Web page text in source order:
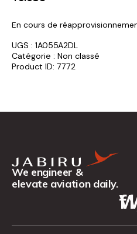
En cours de
UGS : 1A055A2DL
Catégorie : Non classé
Product ID: 7772
We engineer &
elevate aviation daily.
We